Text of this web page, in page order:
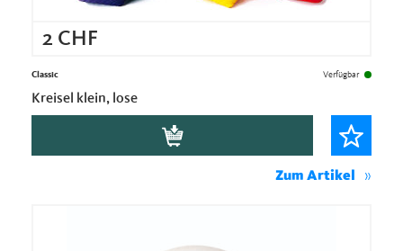
2 CHF
Classic Verfügbar
Kreisel klein, lose
Zum Artikel